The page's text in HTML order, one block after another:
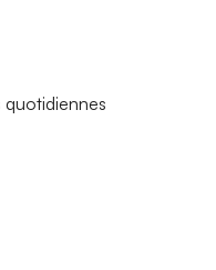
quotidiennes